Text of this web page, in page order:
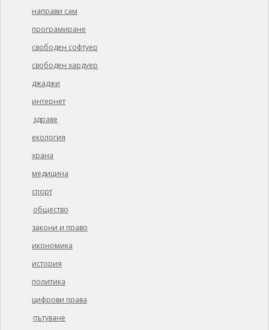
направи сам
програмиране
свободен софтуер
свободен хардуер
джаджи
интернет
здраве
екология
храна
медицина
спорт
общество
закони и право
икономика
история
политика
цифрови права
пътуване